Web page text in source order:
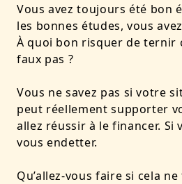
Vous avez toujours été bon
les bonnes études, vous
À quoi bon risquer de ternir
faux pas ?
Vous ne savez pas si votre
peut réellement supporter
allez réussir à le financer. Si
vous endetter.
Qu’allez-vous faire si cela